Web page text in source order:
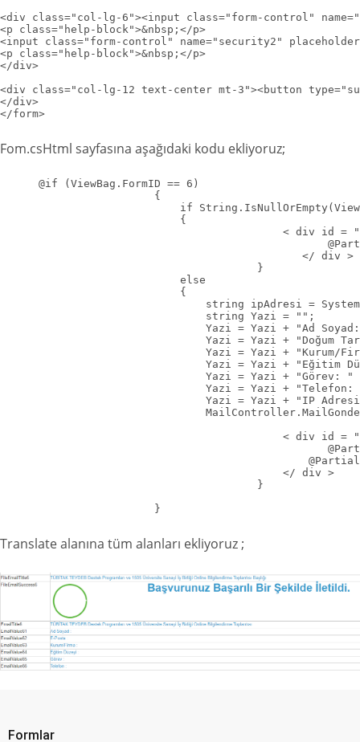
<div class="col-lg-6"><input class="form-control"
<p class="help-block">&nbsp;</p>
<input class="form-control" name="security2"
<p class="help-block">&nbsp;</p>
</div>
<div class="col-lg-12 text-center mt-3"><button
</div>
Fom.csHtml sayfasına aşağıdaki kodu ekliyoruz;
      @if (ViewBag.FormID == 6)
                        {
if
                            {
< div id =
                                               </ div >
                                        }
                            else
                            {
string ipAdresi =
                                string Yazi = "";
Yazi = Yazi + "Ad
Yazi = Yazi + "Doğum
Yazi = Yazi + "Kurum/
Yazi = Yazi + "Eğitim
Yazi = Yazi + "Görev: "
Yazi = Yazi + "Telefon:
Yazi = Yazi + "IP
< div id =
                                            </ div >
                                        }
                        }
Translate alanına tüm alanları ekliyoruz ;
Formlar